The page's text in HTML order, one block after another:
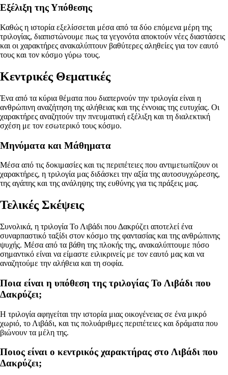
Εξέλιξη της Υπόθεσης
Καθώς η ιστορία εξελίσσεται μέσα από τα δύο επόμενα μέρη της
τριλογίας, διαπιστώνουμε πως τα γεγονότα αποκτούν νέες διαστάσεις
και οι χαρακτήρες ανακαλύπτουν βαθύτερες αληθείες για τον εαυτό
τους και τον κόσμο γύρω τους.
Κεντρικές Θεματικές
Ένα από τα κύρια θέματα που διαπερνούν την τριλογία είναι η
ανθρώπινη αναζήτηση της αλήθειας και της έννοιας της ευτυχίας. Οι
χαρακτήρες αναζητούν την πνευματική εξέλιξη και τη διαλεκτική
σχέση με τον εσωτερικό τους κόσμο.
Μηνύματα και Μάθηματα
Μέσα από τις δοκιμασίες και τις περιπέτειες που αντιμετωπίζουν οι
χαρακτήρες, η τριλογία μας διδάσκει την αξία της αυτοσυγχώρεσης,
της αγάπης και της ανάληψης της ευθύνης για τις πράξεις μας.
Τελικές Σκέψεις
Συνολικά, η τριλογία Το Λιβάδι που Δακρύζει αποτελεί ένα
συναρπαστικό ταξίδι στον κόσμο της φαντασίας και της ανθρώπινης
ψυχής. Μέσα από τα βάθη της πλοκής της, ανακαλύπτουμε πόσο
σημαντικό είναι να είμαστε ειλικρινείς με τον εαυτό μας και να
αναζητούμε την αλήθεια και τη σοφία.
Ποια είναι η υπόθεση της τριλογίας Το Λιβάδι που
Δακρύζει;
Η τριλογία αφηγείται την ιστορία μιας οικογένειας σε ένα μικρό
χωριό, το Λιβάδι, και τις πολυάριθμες περιπέτειες και δράματα που
βιώνουν τα μέλη της.
Ποιος είναι ο κεντρικός χαρακτήρας στο Λιβάδι που
Δακρύζει;